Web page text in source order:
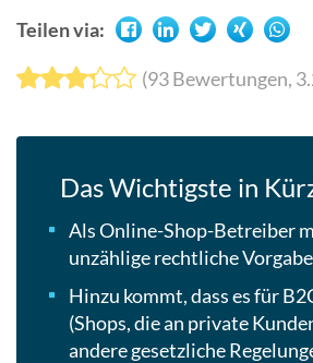
Teilen via:
(93Bewertungen,
Das Wichtigste in
Als Online-Shop-Betreiber
unzählige rechtliche
Hinzu kommt, dass es für
(Shops, die an private
andere gesetzliche